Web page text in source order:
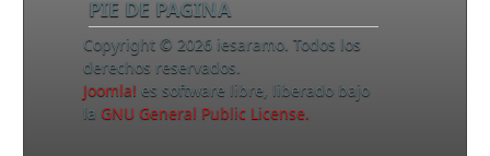
PIE DE PAGINA
Copyright © 2026 iesaramo. Todos los
derechos reservados.
Joomla! es software libre, liberado bajo
la GNU General Public License.